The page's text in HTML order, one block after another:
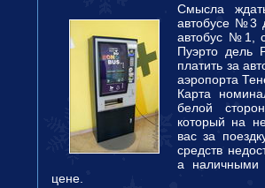
Смысла
автобусе №3
автобус №1,
Пуэрто дель
платить за
аэропорта
Карта
белой
который на
вас за
средств
а наличными
цене.